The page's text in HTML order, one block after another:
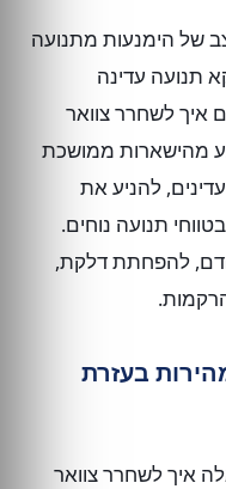
של הימנעות מתנועה
תנועה עדינה
איך לשחרר צוואר
מהישארות ממושכת
להניע את
תנועה נוחים.
להפחתת דלקת,
בעזרת
איך לשחרר צוואר